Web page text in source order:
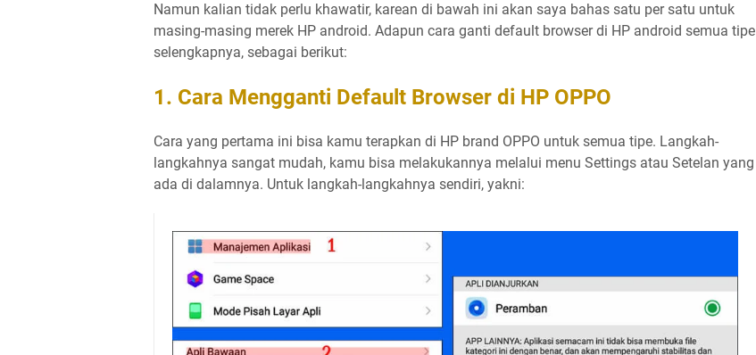
Namun kalian tidak perlu khawatir, karean di bawah ini akan saya bahas satu per satu untuk
masing-masing merek HP android. Adapun cara ganti default browser di HP android semua tipe
selengkapnya, sebagai berikut:
1. Cara Mengganti Default Browser di HP OPPO
Cara yang pertama ini bisa kamu terapkan di HP brand OPPO untuk semua tipe. Langkah-
langkahnya sangat mudah, kamu bisa melakukannya melalui menu Settings atau Setelan yang
ada di dalamnya. Untuk langkah-langkahnya sendiri, yakni: